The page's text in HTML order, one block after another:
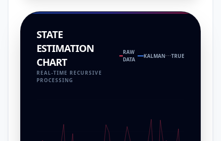
STATE
ESTIMATION
CHART
REAL-TIME RECURSIVE
PROCESSING
RAW
DATA
KALMAN TRUE